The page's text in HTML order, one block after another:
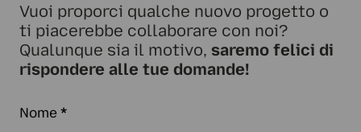
Vuoi proporci qualche nuovo progetto o
ti piacerebbe collaborare con noi?
Qualunque sia il motivo, saremo felici di
rispondere alle tue domande!
Nome *